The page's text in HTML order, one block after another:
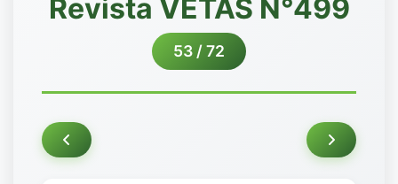
Revista VETAS N°499
53 / 72